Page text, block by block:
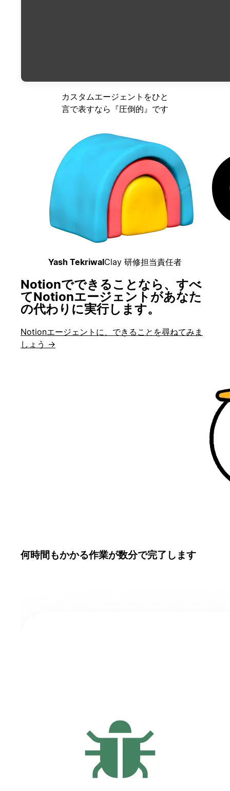
カスタムエージェントをひと
言で表すなら『圧倒的』です
Yash TekriwalClay 研修担当責任者
Notionでできることなら、すべ
てNotionエージェントがあなた
の代わりに実行します。
Notionエージェントに、できることを尋ねてみま
しょう →
何時間もかかる作業が数分で完了します